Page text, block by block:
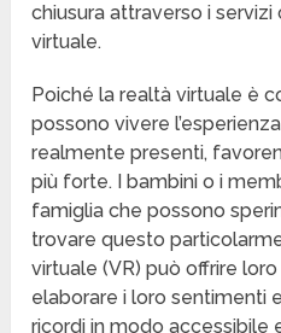
chiusura attraverso i
virtuale.
Poiché la realtà virtuale è
possono vivere
realmente presenti,
più forte. I bambini o i
famiglia che possono
trovare questo
virtuale (VR) può offrire
elaborare i loro sentimenti
ricordi in modo accessibile